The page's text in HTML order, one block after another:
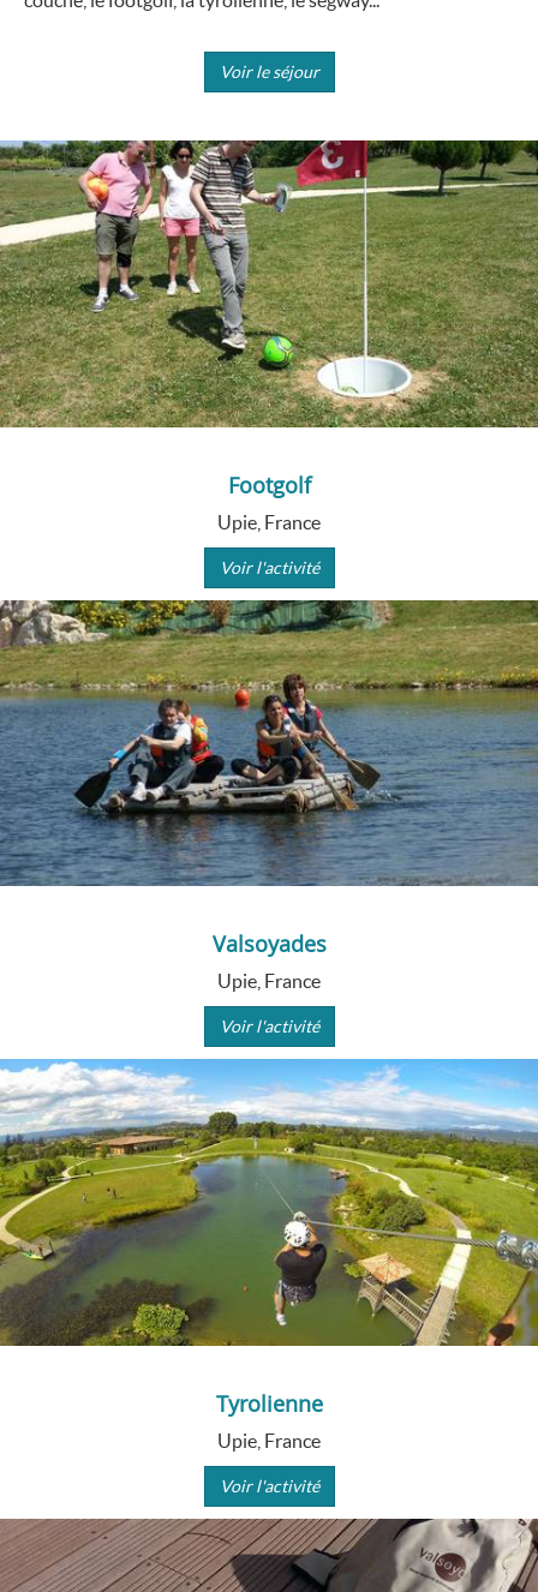
Voir le séjour
Footgolf
Upie, France
Voir l'activité
Valsoyades
Upie, France
Voir l'activité
Tyrolienne
Upie, France
Voir l'activité